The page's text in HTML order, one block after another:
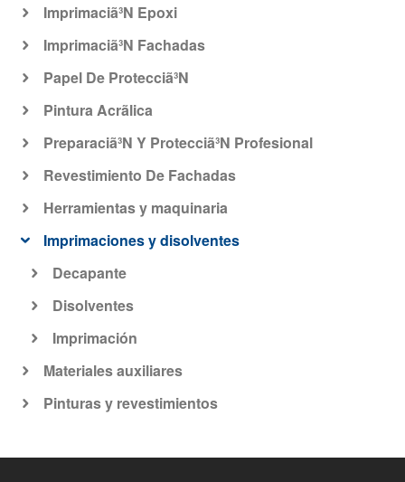
Imprimaciã³N Epoxi
Imprimaciã³N Fachadas
Papel De Protecciã³N
Pintura Acrã­lica
Preparaciã³N Y Protecciã³N Profesional
Revestimiento De Fachadas
Herramientas y maquinaria
Imprimaciones y disolventes
Decapante
Disolventes
Imprimación
Materiales auxiliares
Pinturas y revestimientos